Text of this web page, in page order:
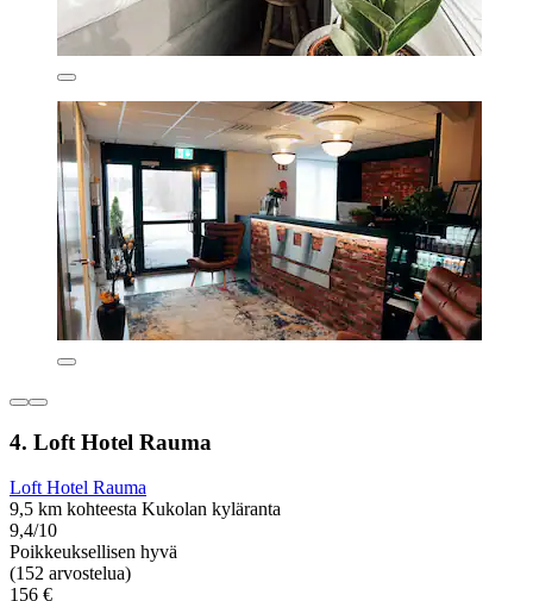
4. Loft Hotel Rauma
Loft Hotel Rauma
9,5 km kohteesta Kukolan kyläranta
9,4/10
Poikkeuksellisen hyvä
(152 arvostelua)
156 €